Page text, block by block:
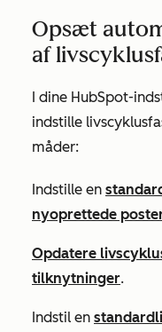
Opsæt
af
I dine HubSpot-
indstille
måder:
Indstille en
nyoprettede
Opdatere
tilknytninger.
Indstil en